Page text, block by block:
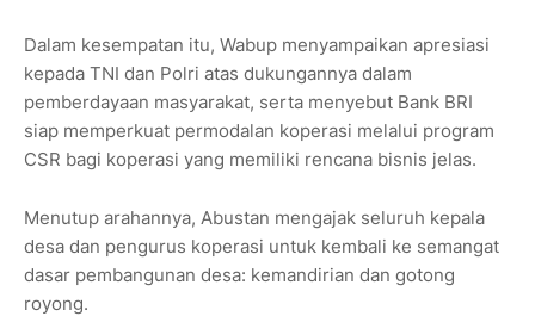
Dalam kesempatan itu, Wabup menyampaikan apresiasi
kepada TNI dan Polri atas dukungannya dalam
pemberdayaan masyarakat, serta menyebut Bank BRI
siap memperkuat permodalan koperasi melalui program
CSR bagi koperasi yang memiliki rencana bisnis jelas.
Menutup arahannya, Abustan mengajak seluruh kepala
desa dan pengurus koperasi untuk kembali ke semangat
dasar pembangunan desa: kemandirian dan gotong
royong.